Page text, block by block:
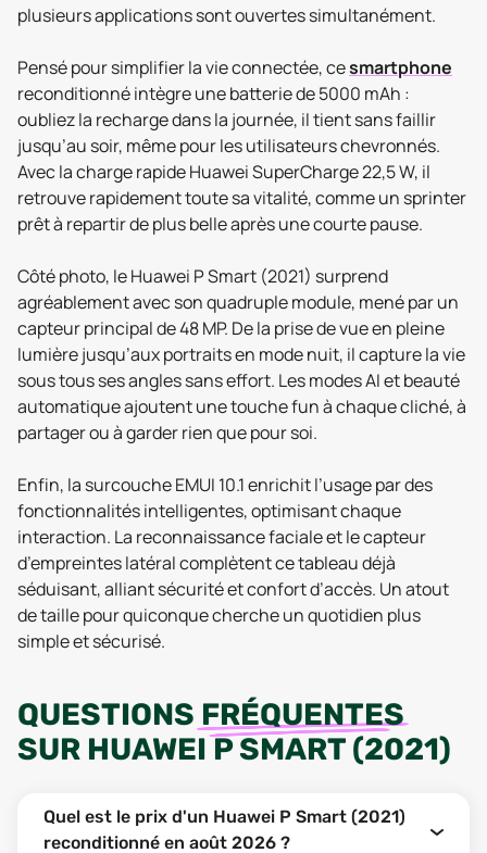
plusieurs applications sont ouvertes simultanément.
Pensé pour simplifier la vie connectée, cesmartphone
reconditionné intègre une batterie de 5000 mAh :
oubliez la recharge dans la journée, il tient sans faillir
jusqu’au soir, même pour les utilisateurs chevronnés.
Avec la charge rapide Huawei SuperCharge 22,5 W, il
retrouve rapidement toute sa vitalité, comme un sprinter
prêt à repartir de plus belle après une courte pause.
Côté photo, le Huawei P Smart (2021) surprend
agréablement avec son quadruple module, mené par un
capteur principal de 48 MP. De la prise de vue en pleine
lumière jusqu’aux portraits en mode nuit, il capture la vie
sous tous ses angles sans effort. Les modes AI et beauté
automatique ajoutent une touche fun à chaque cliché, à
partager ou à garder rien que pour soi.
Enfin, la surcouche EMUI 10.1 enrichit l’usage par des
fonctionnalités intelligentes, optimisant chaque
interaction. La reconnaissance faciale et le capteur
d’empreintes latéral complètent ce tableau déjà
séduisant, alliant sécurité et confort d’accès. Un atout
de taille pour quiconque cherche un quotidien plus
simple et sécurisé.
QUESTIONS FRÉQUENTES
SUR HUAWEI P SMART (2021)
Quel est le prix d'un Huawei P Smart (2021)
reconditionné en août 2026 ?